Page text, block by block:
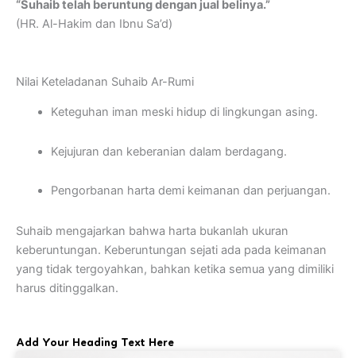
“Suhaib telah beruntung dengan jual belinya.”
(HR. Al-Hakim dan Ibnu Sa’d)
Nilai Keteladanan Suhaib Ar-Rumi
Keteguhan iman meski hidup di lingkungan asing.
Kejujuran dan keberanian dalam berdagang.
Pengorbanan harta demi keimanan dan perjuangan.
Suhaib mengajarkan bahwa harta bukanlah ukuran
keberuntungan. Keberuntungan sejati ada pada keimanan
yang tidak tergoyahkan, bahkan ketika semua yang dimiliki
harus ditinggalkan.
Add Your Heading Text Here